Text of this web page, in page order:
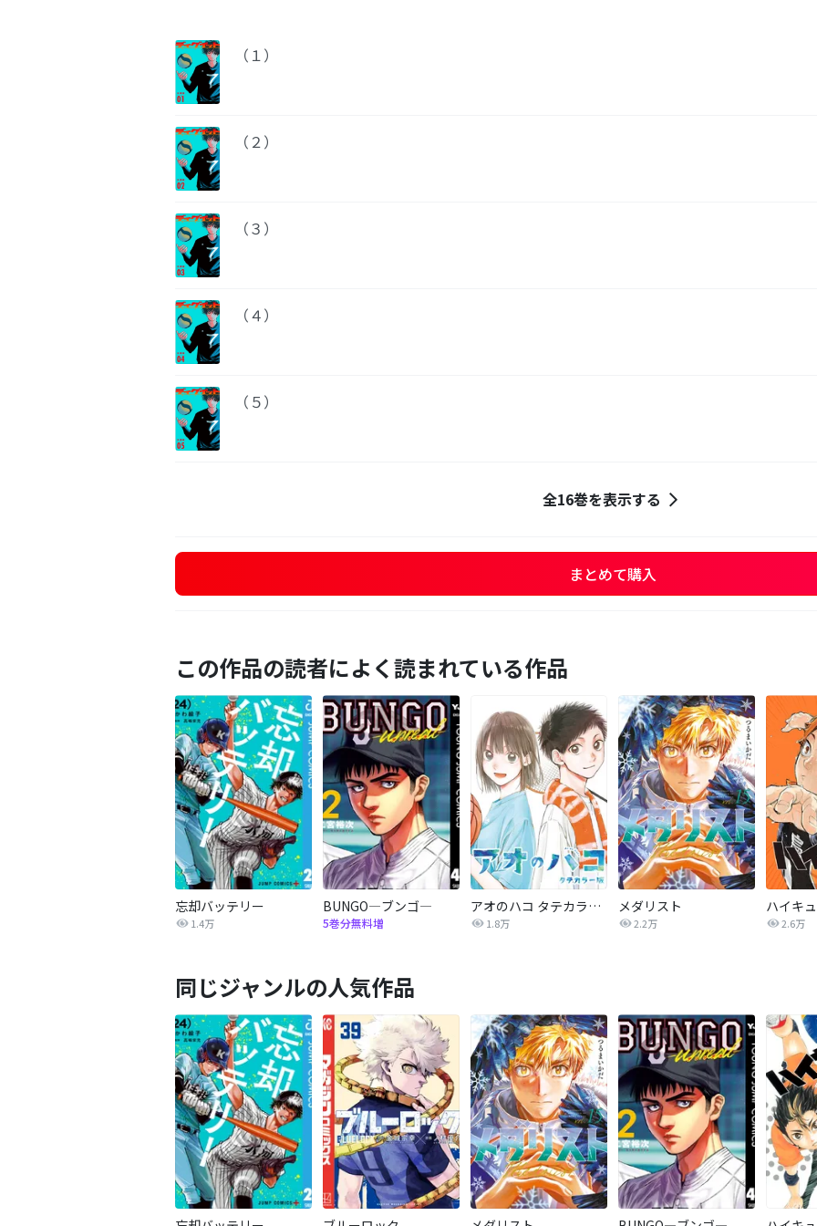
（１）
（２）
（３）
（４）
（５）
全16巻を表示する
まとめて購入
この作品の読者によく読まれている作品
忘却バッテリー
1.4万
BUNGO―ブンゴ―
5巻分無料増
アオのハコ タテカラー版【タテヨミ】
1.8万
メダリスト
2.2万 2.6万
同じジャンルの人気作品